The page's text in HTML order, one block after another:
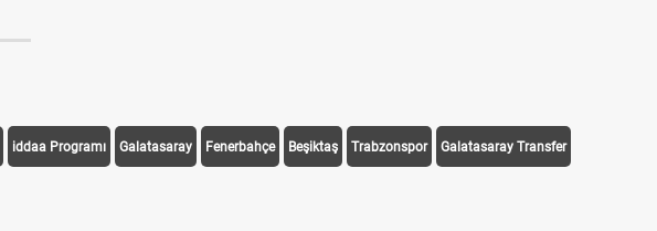
iddaa Programı Galatasaray Fenerbahçe Beşiktaş Trabzonspor Galatasaray Transfer